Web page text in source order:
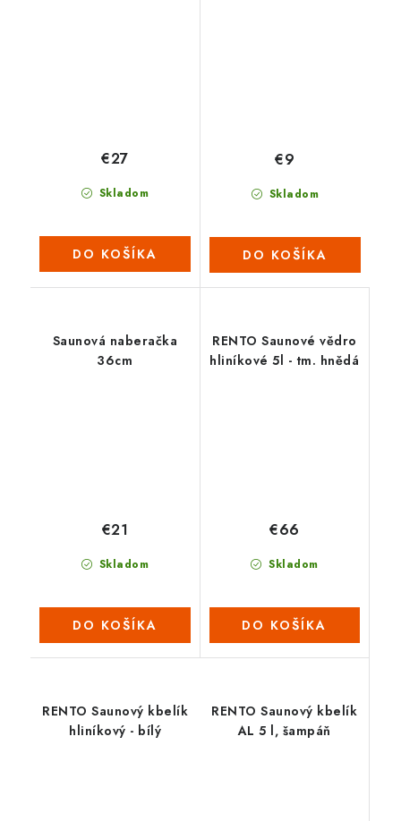
Skladom
€27
DO KOŠÍKA
Skladom
€9
DO KOŠÍKA
Saunová naberačka
36cm
Skladom
€21
DO KOŠÍKA
RENTO Saunové vědro
hliníkové 5l - tm. hnědá
Skladom
€66
DO KOŠÍKA
RENTO Saunový kbelík
hliníkový - bílý
RENTO Saunový kbelík
AL 5 l, šampáň